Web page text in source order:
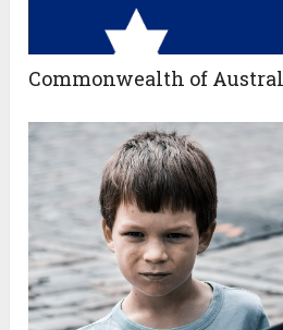
Commonwealth of